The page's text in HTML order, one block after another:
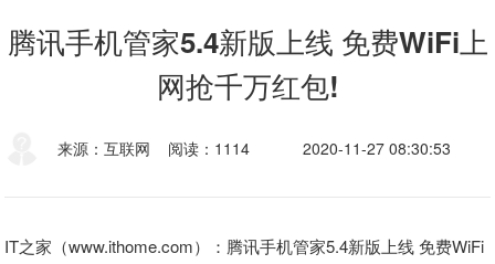
腾讯手机管家5.4新版上线 免费WiFi上
网抢千万红包!
来源：互联网 阅读：1114 2020-11-27 08:30:53
IT之家（www.ithome.com）：腾讯手机管家5.4新版上线 免费WiFi